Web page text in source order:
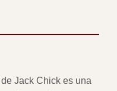
Jack Chick es una